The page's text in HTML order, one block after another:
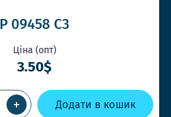
P 09458 C3
Ціна (опт)
3.50$
+ Додати в кошик